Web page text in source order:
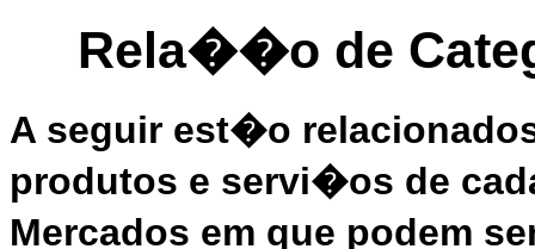
Rela��o de
A seguir est�o
produtos e servi�os de
Mercados em que podem